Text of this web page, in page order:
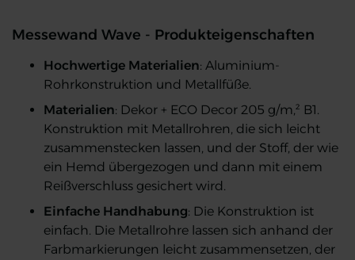
Messewand Wave - Produkteigenschaften
Hochwertige Materialien: Aluminium-
Rohrkonstruktion und Metallfüße.
Materialien: Dekor + ECO Decor 205 g/m,² B1.
Konstruktion mit Metallrohren, die sich leicht
zusammenstecken lassen, und der Stoff, der wie
ein Hemd übergezogen und dann mit einem
Reißverschluss gesichert wird.
Einfache Handhabung: Die Konstruktion ist
einfach. Die Metallrohre lassen sich anhand der
Farbmarkierungen leicht zusammensetzen, der